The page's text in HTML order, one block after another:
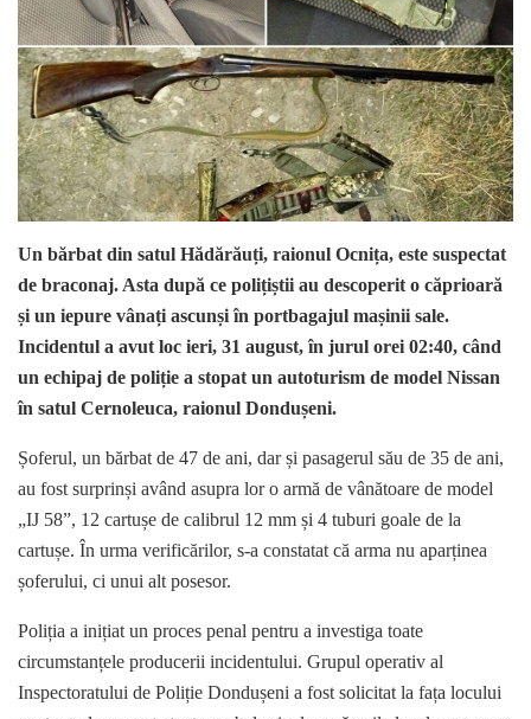
Un bărbat din satul Hădărăuți, raionul Ocnița, este suspectat
de braconaj. Asta după ce polițiștii au descoperit o căprioară
și un iepure vânați ascunși în portbagajul mașinii sale.
Incidentul a avut loc ieri, 31 august, în jurul orei 02:40, când
un echipaj de poliție a stopat un autoturism de model Nissan
în satul Cernoleuca, raionul Dondușeni.
Șoferul, un bărbat de 47 de ani, dar și pasagerul său de 35 de ani,
au fost surprinși având asupra lor o armă de vânătoare de model
„IJ 58”, 12 cartușe de calibrul 12 mm și 4 tuburi goale de la
cartușe. În urma verificărilor, s-a constatat că arma nu aparținea
șoferului, ci unui alt posesor.
Poliția a inițiat un proces penal pentru a investiga toate
circumstanțele producerii incidentului. Grupul operativ al
Inspectoratului de Poliție Dondușeni a fost solicitat la fața locului